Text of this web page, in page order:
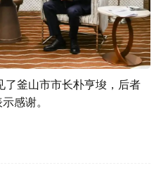
了釜山市市长朴亨埈，后者
感谢。